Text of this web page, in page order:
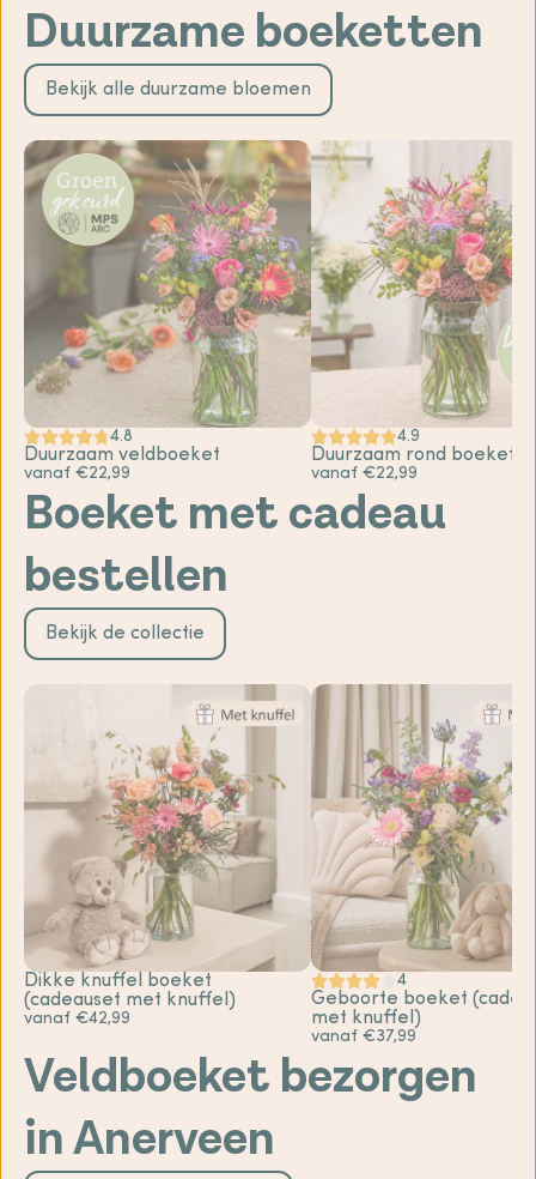
Duurzame boeketten
Bekijk alle duurzame bloemen
4.8
Duurzaam veldboeket
vanaf €22,99
4.9
Duurzaam rond boeket
vanaf €22,99
Boeket met cadeau
bestellen
Bekijk de collectie
Dikke knuffel boeket
(cadeauset met knuffel)
vanaf €42,99
4
Geboorte boeket
met knuffel)
vanaf €37,99
Veldboeket bezorgen
in Anerveen